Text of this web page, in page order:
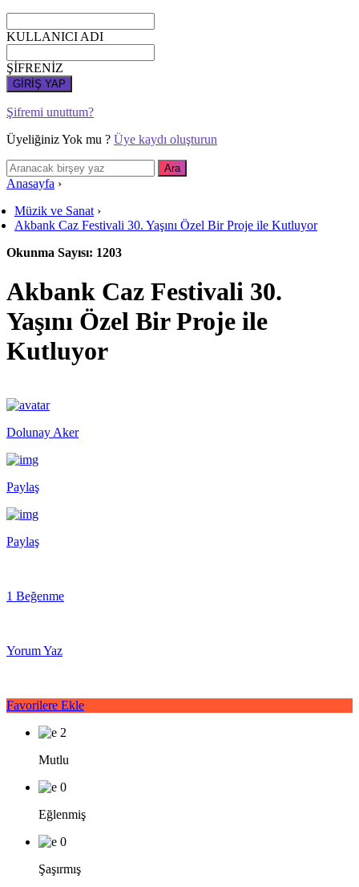
KULLANICI ADI
ŞİFRENİZ
GİRİŞ YAP
Şifremi unuttum?
Üyeliğiniz Yok mu ? Üye kaydı oluşturun
Anasayfa ›
Müzik ve Sanat ›
Akbank Caz Festivali 30. Yaşını Özel Bir Proje ile Kutluyor
Okunma Sayısı: 1203
Akbank Caz Festivali 30.
Yaşını Özel Bir Proje ile
Kutluyor
Dolunay Aker
Paylaş
Paylaş
1 Beğenme
Yorum Yaz
Favorilere Ekle
2
Mutlu
0
Eğlenmiş
0
Şaşırmış